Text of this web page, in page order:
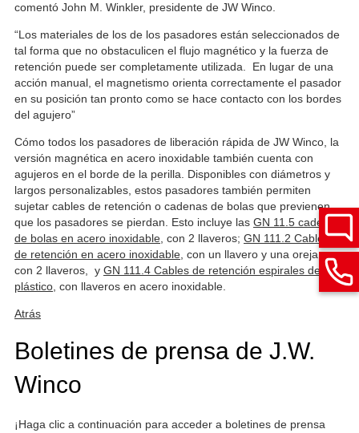
comentó John M. Winkler, presidente de JW Winco.
“Los materiales de los de los pasadores están seleccionados de
tal forma que no obstaculicen el flujo magnético y la fuerza de
retención puede ser completamente utilizada. En lugar de una
acción manual, el magnetismo orienta correctamente el pasador
en su posición tan pronto como se hace contacto con los bordes
del agujero”
Cómo todos los pasadores de liberación rápida de JW Winco, la
versión magnética en acero inoxidable también cuenta con
agujeros en el borde de la perilla. Disponibles con diámetros y
largos personalizables, estos pasadores también permiten
sujetar cables de retención o cadenas de bolas que previenen
que los pasadores se pierdan. Esto incluye las GN 11.5 cadena
de bolas en acero inoxidable , con 2 llaveros; GN 111.2 Cables
de retención en acero inoxidable , con un llavero y una oreja o
con 2 llaveros, y GN 111.4 Cables de retención espirales de
plástico , con llaveros en acero inoxidable.
Atrás
Boletines de prensa de J.W.
Winco
¡Haga clic a continuación para acceder a boletines de prensa